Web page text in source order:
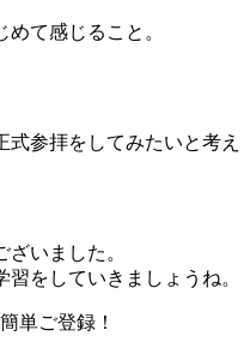
て感じること。
参拝をしてみたいと考え
いました。
をしていきましょうね。
単ご登録！